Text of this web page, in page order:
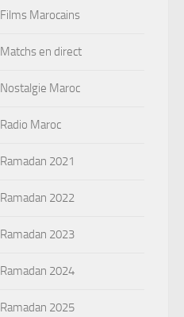
Films Marocains
Matchs en direct
Nostalgie Maroc
Radio Maroc
Ramadan 2021
Ramadan 2022
Ramadan 2023
Ramadan 2024
Ramadan 2025